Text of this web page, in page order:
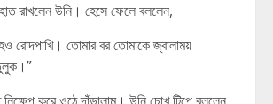
রাখলেন উনি। হেসে ফেলে বললেন,
রোদপাখি। তোমার বর তোমাকে জ্বালাময়